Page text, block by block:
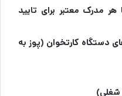
مدرک معتبر برای تایید
دستگاه کارتخوان (پوز به
شغلی)